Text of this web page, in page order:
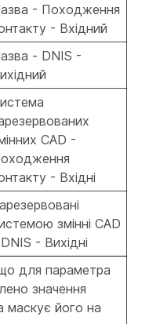
- Походження
- Вхідний
- DNIS -
CAD -
- Вхідні
змінні CAD
- Вихідні
для параметра
значення
маскує його на